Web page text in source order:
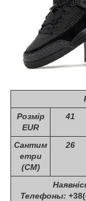
Розмір
EUR
41
Сантим
етри
(СМ)
26
Телефоны: